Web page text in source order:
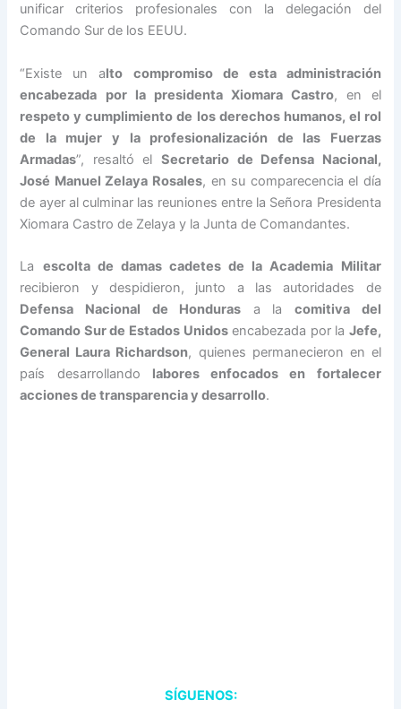
unificar criterios profesionales con la delegación del
Comando Sur de los EEUU.
“Existe un alto compromiso de esta administración
encabezada por la presidenta Xiomara Castro, en el
respeto y cumplimiento de los derechos humanos, el rol
de la mujer y la profesionalización de las Fuerzas
Armadas”, resaltó el Secretario de Defensa Nacional,
José Manuel Zelaya Rosales, en su comparecencia el día
de ayer al culminar las reuniones entre la Señora Presidenta
Xiomara Castro de Zelaya y la Junta de Comandantes.
La escolta de damas cadetes de la Academia Militar
recibieron y despidieron, junto a las autoridades de
Defensa Nacional de Honduras a la comitiva del
Comando Sur de Estados Unidosencabezada por la Jefe,
General Laura Richardson, quienes permanecieron en el
país desarrollando labores enfocados en fortalecer
acciones de transparencia y desarrollo.
SÍGUENOS: